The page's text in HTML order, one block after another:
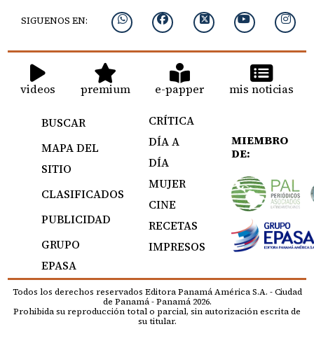
SIGUENOS EN:
videos premium e-papper mis noticias
BUSCAR
MAPA DEL
SITIO
CLASIFICADOS
PUBLICIDAD
GRUPO
EPASA
CRÍTICA
DÍA A
DÍA
MUJER
CINE
RECETAS
IMPRESOS
MIEMBRO
DE:
Todos los derechos reservados Editora Panamá América S.A. - Ciudad
de Panamá - Panamá 2026.
Prohibida su reproducción total o parcial, sin autorización escrita de
su titular.